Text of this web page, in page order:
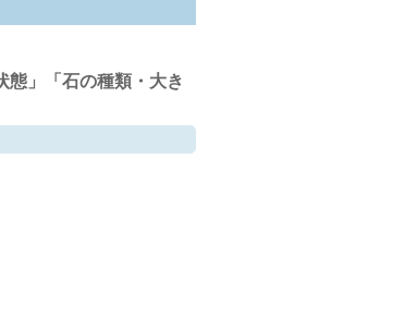
態」「石の種類・大き